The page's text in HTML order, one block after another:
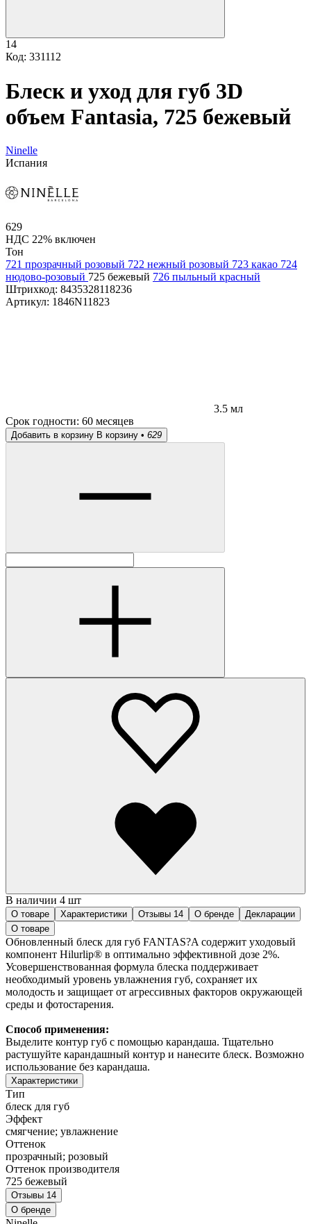
14
Код: 331112
Блеск и уход для губ 3D
объем Fantasia, 725 бежевый
Ninelle
Испания
629
НДС 22% включен
Тон
721 прозрачный розовый 722 нежный розовый 723 какао 724
нюдово-розовый 725 бежевый 726 пыльный красный
Штрихкод: 8435328118236
Артикул: 1846N11823
3.5 мл
Срок годности: 60 месяцев
Добавить в корзину В корзину • 629
В наличии 4 шт
О товаре Характеристики Отзывы 14 О бренде
Декларации
О товаре
Обновленный блеск для губ FANTAS?A содержит уходовый
компонент Hilurlip® в оптимально эффективной дозе 2%.
Усовершенствованная формула блеска поддерживает
необходимый уровень увлажнения губ, сохраняет их
молодость и защищает от агрессивных факторов окружающей
среды и фотостарения.
Способ применения:
Выделите контур губ с помощью карандаша. Тщательно
растушуйте карандашный контур и нанесите блеск. Возможно
использование без карандаша.
Характеристики
Тип
блеск для губ
Эффект
смягчение; увлажнение
Оттенок
прозрачный; розовый
Оттенок производителя
725 бежевый
Отзывы 14
О бренде